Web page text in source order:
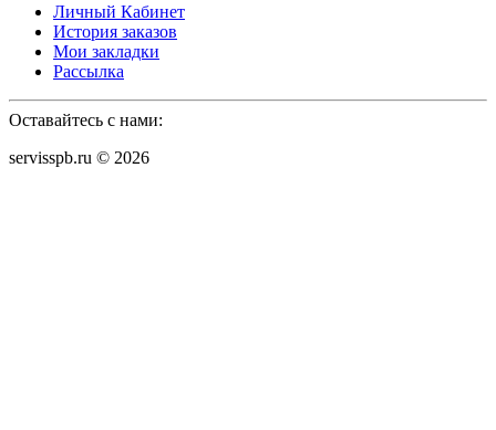
Личный Кабинет
История заказов
Мои закладки
Рассылка
Оставайтесь с нами:
servisspb.ru © 2026